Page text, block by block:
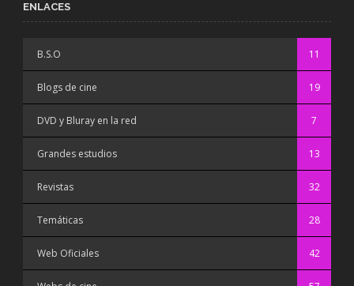
ENLACES
B.S.O 11
Blogs de cine 19
DVD y Bluray en la red 7
Grandes estudios 13
Revistas 32
Temáticas 28
Web Oficiales 42